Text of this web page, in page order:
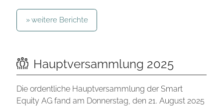
weitere Berichte
Hauptversammlung 2025
Die ordentliche Hauptversammlung der Smart
Equity AG fand am Donnerstag, den 21. August 2025